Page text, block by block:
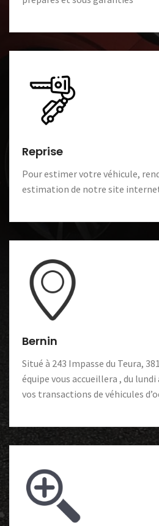
Reprise
Pour estimer votre véhicule,
estimation de notre site
Bernin
Situé à 243 Impasse du Teura,
équipe vous accueillera , du
vos transactions de véhicules